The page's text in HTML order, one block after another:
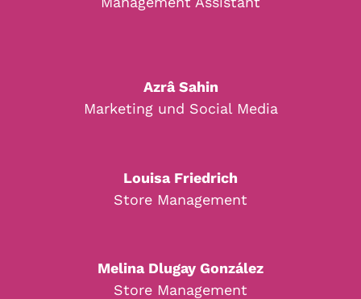
Azrâ Sahin
Marketing und Social Media
Louisa Friedrich
Store Management
Melina Dlugay González
Store Management